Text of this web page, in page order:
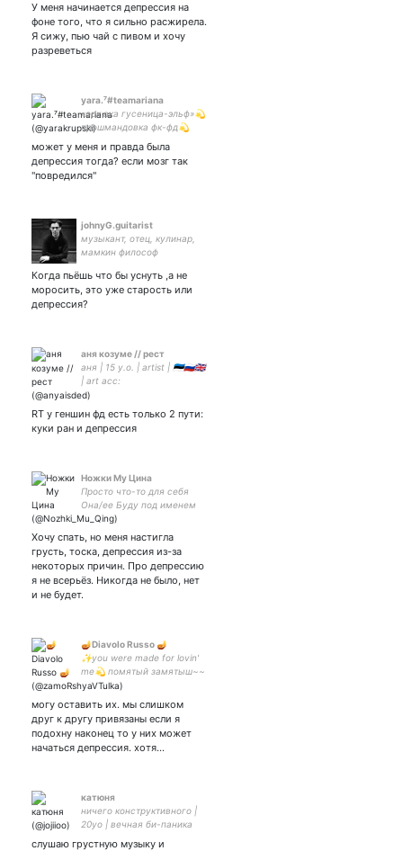
#MassEffect #Геншин
#FinalSpace #DragonAge
#Enderal Мультифандом.
У меня начинается депрессия на
фоне того, что я сильно расжирела.
Я сижу, пью чай с пивом и хочу
разреветься
yara.⁷#teamariana
«орк ака гусеница-эльф»💫
прошмандовка фк-фд💫
сезонная паскуда💫
взаимная на пиздюли💫
navy army ari zagi💫
может у меня и правда была
депрессия тогда? если мозг так
"повредился"
johnyG.guitarist
музыкант, отец, кулинар,
мамкин философ
Когда пьёшь что бы уснуть ,а не
моросить, это уже старость или
депрессия?
аня козуме // рест
аня | 15 y.o. | artist | 🇪🇪🇷🇺🇬🇧
| art acc:
RT у геншин фд есть только 2 пути:
куки ран и депрессия
Ножки Му Цина
Просто что-то для себя
Она/ее Буду под именем
Муци
Хочу спать, но меня настигла
грусть, тоска, депрессия из-за
некоторых причин. Про депрессию
я не всерьёз. Никогда не было, нет
и не будет.
🪔Diavolo Russo 🪔
✨you were made for lovin'
me💫 помятый замятыш~~
мать этого блина -
могу оставить их. мы слишком
друг к другу привязаны если я
подохну наконец то у них может
начаться депрессия. хотя…
катюня
ничего конструктивного |
20yo | вечная би-паника
слушаю грустную музыку и